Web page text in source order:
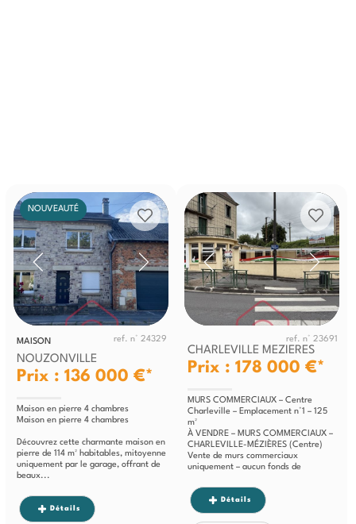
NOUVEAUTÉ
MAISON ref. n° 24329
NOUZONVILLE
Prix : 136 000 €*
Maison en pierre 4 chambres
Maison en pierre 4 chambres
Découvrez cette charmante maison en
pierre de 114 m² habitables, mitoyenne
uniquement par le garage, offrant de
beaux...
Détails
ref. n° 23691
CHARLEVILLE MEZIERES
Prix : 178 000 €*
MURS COMMERCIAUX – Centre
Charleville – Emplacement n°1 – 125
m²
À VENDRE – MURS COMMERCIAUX –
CHARLEVILLE-MÉZIÈRES (Centre)
Vente de murs commerciaux
uniquement – aucun fonds de
Local commercial libre...
Détails